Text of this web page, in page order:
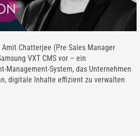
Chatterjee (Pre Sales Manager
VXT CMS vor – ein
Management-System, das Unternehmen
digitale Inhalte effizient zu verwalten